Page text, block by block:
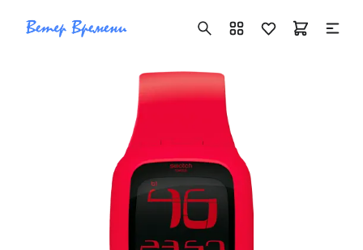
+7 ( 705 ) 181-42-50
info@vetervremeni.kz
Авторизация